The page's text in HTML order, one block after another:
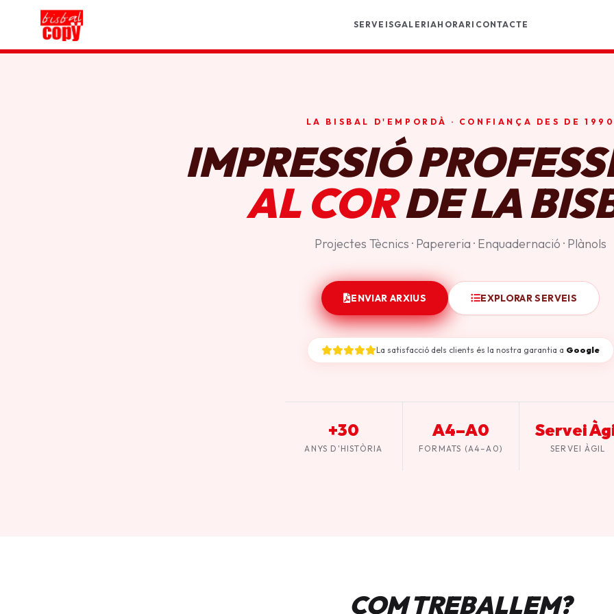
SERVEISGALERIAHORARI CONTACTE
LA BISBAL D'EMPORDÀ · CONFIANÇA DES DE
IMPRESSIÓ
AL CORDE LA
Projectes Tècnics · Papereria · Enquadernació · Plànols
ENVIAR ARXIUS EXPLORAR SERVEIS
La satisfacció dels clients és la nostra garantia a Google
+30
ANYS D'HISTÒRIA
A4–A0
FORMATS (A4–A0)
Servei
SERVEI ÀGIL
COM TREBALLEM?